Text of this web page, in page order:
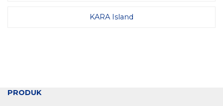
KARA Island
PRODUK